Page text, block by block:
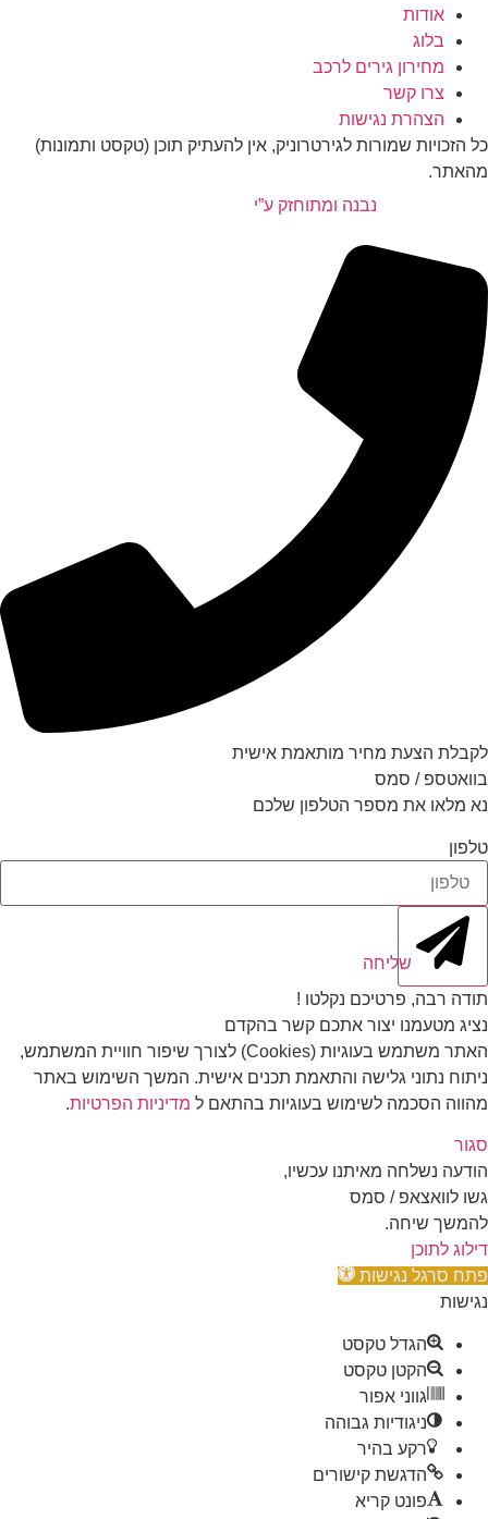
אודות
בלוג
מחירון גירים לרכב
צרו קשר
הצהרת נגישות
כל הזכויות שמורות לגירטרוניק, אין להעתיק תוכן (טקסט ותמונות)
מהאתר.
נבנה ומתוחזק ע”י
לקבלת הצעת מחיר מותאמת אישית
בוואטספ / סמס
נא מלאו את מספר הטלפון שלכם
טלפון
שליחה
תודה רבה, פרטיכם נקלטו !
נציג מטעמנו יצור אתכם קשר בהקדם
האתר משתמש בעוגיות (Cookies) לצורך שיפור חוויית המשתמש,
ניתוח נתוני גלישה והתאמת תכנים אישית. המשך השימוש באתר
מהווה הסכמה לשימוש בעוגיות בהתאם ל מדיניות הפרטיות.
סגור
הודעה נשלחה מאיתנו עכשיו,
גשו לוואצאפ / סמס
להמשך שיחה.
דילוג לתוכן
פתח סרגל נגישות
נגישות
הגדל טקסט
הקטן טקסט
גווני אפור
ניגודיות גבוהה
רקע בהיר
הדגשת קישורים
פונט קריא